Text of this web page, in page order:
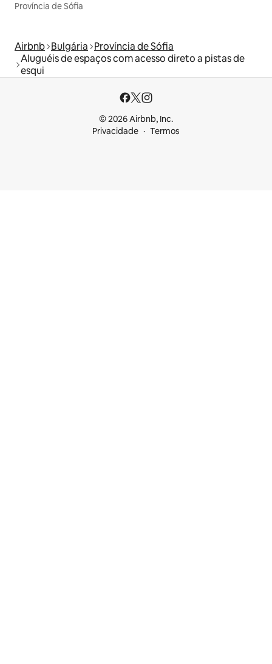
Província de Sófia
Airbnb Bulgária Província de Sófia
Aluguéis de espaços com acesso direto a pistas de
esqui
© 2026 Airbnb, Inc.
Privacidade
Termos